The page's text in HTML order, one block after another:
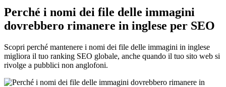
Perché i nomi dei file delle immagini
dovrebbero rimanere in inglese per SEO
Scopri perché mantenere i nomi dei file delle immagini in inglese
migliora il tuo ranking SEO globale, anche quando il tuo sito web si
rivolge a pubblici non anglofoni.